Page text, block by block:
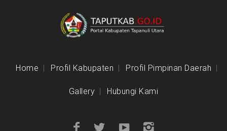
Home Profil Kabupaten Profil Pimpinan Daerah
Gallery Hubungi Kami